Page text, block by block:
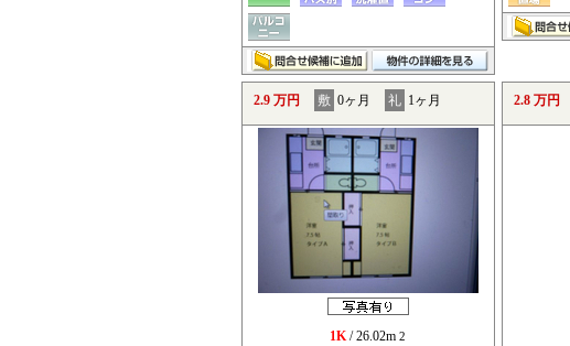
2.9 万円 敷 0ヶ月 礼 1ヶ月
1K/ 26.02m 2
2.8 万円